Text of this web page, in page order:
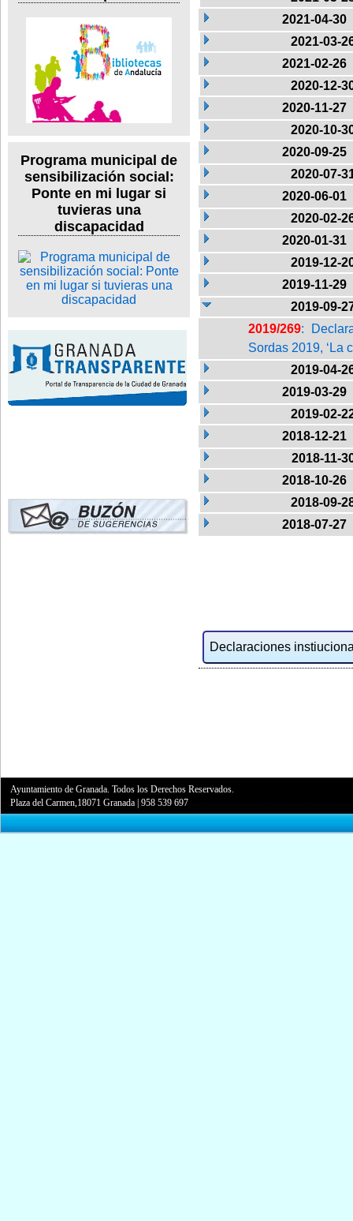
Programa municipal de
sensibilización social:
Ponte en mi lugar si
tuvieras una
discapacidad
2021-04-30
2021-03-
2021-02-26
2020-12-
2020-11-27
2020-10-
2020-09-25
2020-07-
2020-06-01
2020-02-
2020-01-31
2019-12-
2019-11-29
2019-09-
2019/269:
Sordas 2019, ‘La
2019-04-
2019-03-29
2019-02-
2018-12-21
2018-11-
2018-10-26
2018-09-
2018-07-27
Declaraciones
Ayuntamiento de Granada. Todos los Derechos Reservados.
Plaza del Carmen,18071 Granada |958 539 697